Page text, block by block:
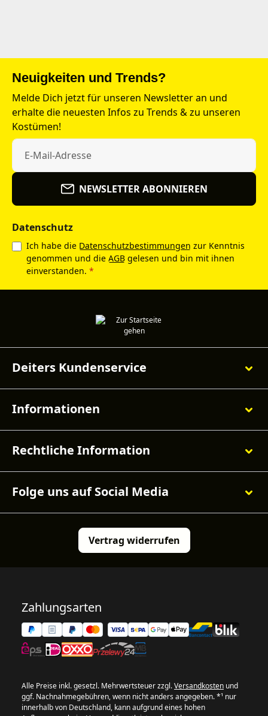
Neuigkeiten und Trends?
Melde Dich jetzt für unseren Newsletter an und
erhalte die neuesten Infos zu Trends & zu unseren
Kostümen!
NEWSLETTER ABONNIEREN
Datenschutz
Ich habe die Datenschutzbestimmungen zur Kenntnis
genommen und die AGB gelesen und bin mit ihnen
einverstanden. *
Deiters Kundenservice
Informationen
Rechtliche Information
Folge uns auf Social Media
Vertrag widerrufen
Zahlungsarten
Alle Preise inkl. gesetzl. Mehrwertsteuer zzgl.Versandkosten und
ggf. Nachnahmegebühren, wenn nicht anders angegeben. *¹ nur
innerhalb von Deutschland, kann aufgrund eines hohen